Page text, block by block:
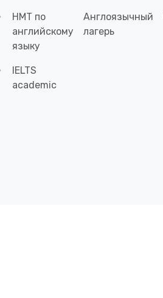
НМТ по
английскому
языку
IELTS
academic
Англоязычный
лагерь